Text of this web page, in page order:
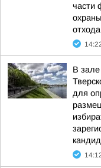
части
В зале
для